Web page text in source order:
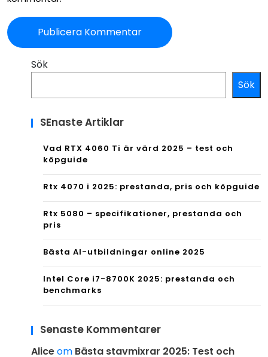
Sök
Sök
SEnaste Artiklar
Vad RTX 4060 Ti är värd 2025 – test och
köpguide
Rtx 4070 i 2025: prestanda, pris och köpguide
Rtx 5080 – specifikationer, prestanda och
pris
Bästa AI-utbildningar online 2025
Intel Core i7-8700K 2025: prestanda och
benchmarks
Senaste Kommentarer
Aliceom Bästa stavmixrar 2025: Test och